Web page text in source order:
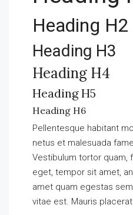
Heading H2
Heading H3
Heading H4
Heading H5
Heading H6
Pellentesque habitant
netus et malesuada
Vestibulum tortor quam,
eget, tempor sit amet,
amet quam egestas
vitae est. Mauris